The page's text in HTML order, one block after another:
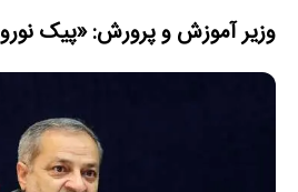
وزیر آموزش و پرورش: «پیک